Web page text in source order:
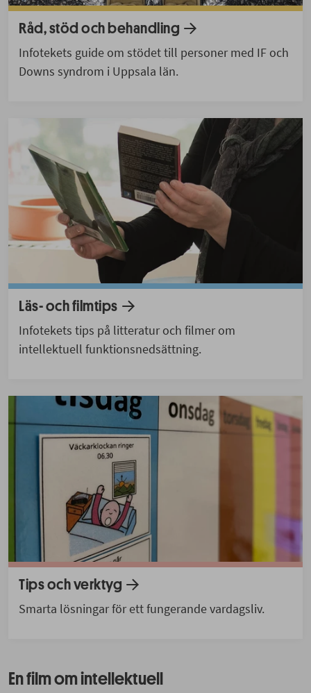
Råd, stöd och behandling
Infotekets guide om stödet till personer med IF och
Downs syndrom i Uppsala län.
Läs- och filmtips
Infotekets tips på litteratur och filmer om
intellektuell funktionsnedsättning.
Tips och verktyg
Smarta lösningar för ett fungerande vardagsliv.
En film om intellektuell